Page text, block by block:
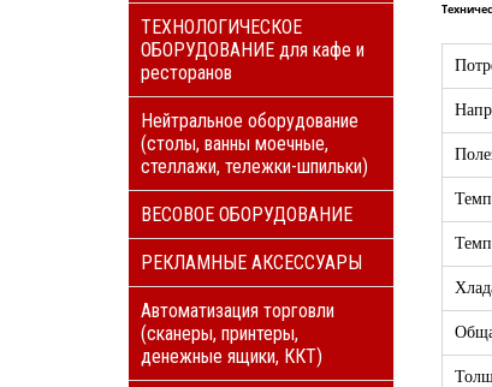
ТЕХНОЛОГИЧЕСКОЕ
ОБОРУДОВАНИЕ для кафе и
ресторанов
Нейтральное оборудование
(столы, ванны моечные,
стеллажи, тележки-шпильки)
ВЕСОВОЕ ОБОРУДОВАНИЕ
РЕКЛАМНЫЕ АКСЕССУАРЫ
Автоматизация торговли
(сканеры, принтеры,
денежные ящики, ККТ)